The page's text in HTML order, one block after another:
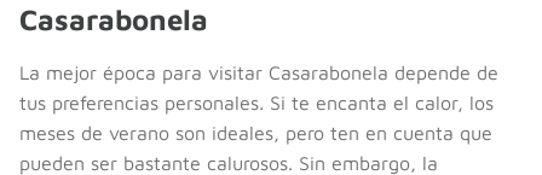
Casarabonela
La mejor época para visitar Casarabonela depende de
tus preferencias personales. Si te encanta el calor, los
meses de verano son ideales, pero ten en cuenta que
pueden ser bastante calurosos. Sin embargo, la